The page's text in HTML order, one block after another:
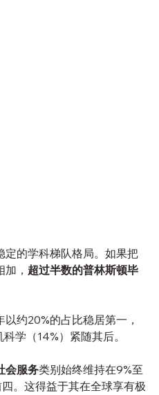
定的学科梯队格局。如果把
， 超过半数的普林斯顿毕
以约20%的占比稳居第一，
学（14%）紧随其后。
会服务类别始终维持在9%至
。这得益于其在全球享有极